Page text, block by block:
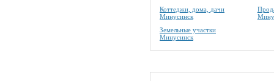
Коттеджи, дома, дачи
Минусинск
Земельные участки
Минусинск